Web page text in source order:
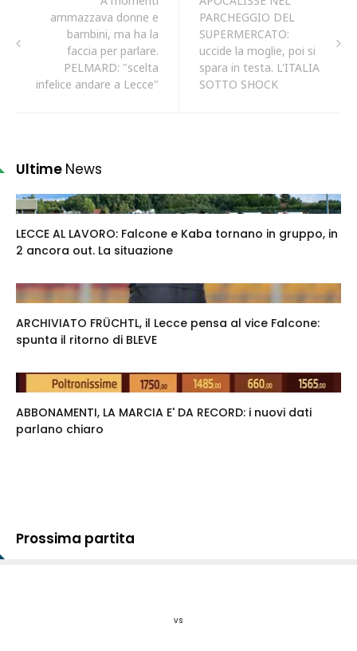
ammazzava donne e
bambini, ma ha la
faccia per parlare.
PELMARD: "scelta
infelice andare a Lecce"
PARCHEGGIO DEL
SUPERMERCATO:
uccide la moglie, poi si
spara in testa. L'ITALIA
SOTTO SHOCK
Ultime News
LECCE AL LAVORO: Falcone e Kaba tornano in gruppo, in
2 ancora out. La situazione
ARCHIVIATO FRÜCHTL, il Lecce pensa al vice Falcone:
spunta il ritorno di BLEVE
ABBONAMENTI, LA MARCIA E' DA RECORD: i nuovi dati
parlano chiaro
Prossima partita
vs